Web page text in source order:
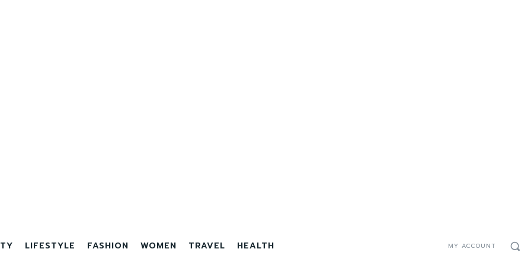
LIFESTYLE FASHION WOMEN TRAVEL HEALTH MY ACCOUNT